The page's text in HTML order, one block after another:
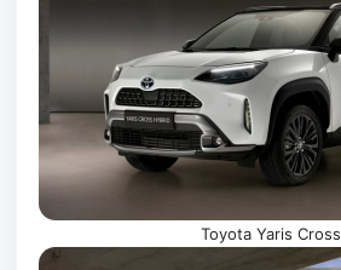
Toyota Yaris Cross